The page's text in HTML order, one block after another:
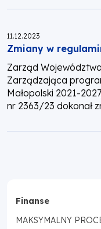
Opublikowano:
11.12.2023
Zmiany w
Zarząd
Zarządzająca
Małopolski 2021-
nr 2363/23 dokonał
Finanse
MAKSYMALNY